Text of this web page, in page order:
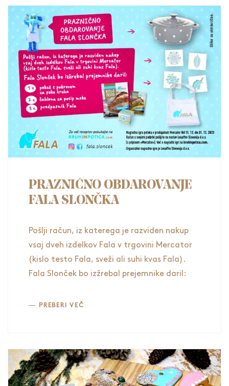
PRAZNIČNO OBDAROVANJE
FALA SLONČKA
Pošlji račun, iz katerega je razviden nakup
vsaj dveh izdelkov Fala v trgovini Mercator
(kislo testo Fala, sveži ali suhi kvas Fala).
Fala Slonček bo izžrebal prejemnike daril:
PREBERI VEČ